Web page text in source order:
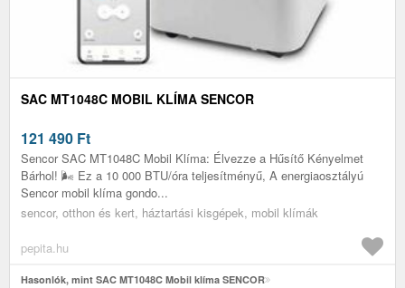
SAC MT1048C MOBIL KLÍMA SENCOR
121 490 Ft
Sencor SAC MT1048C Mobil Klíma: Élvezze a Hűsítő Kényelmet
Bárhol! 🌬️ Ez a 10 000 BTU/óra teljesítményű, A energiaosztályú
Sencor mobil klíma gondo...
sencor, otthon és kert, háztartási kisgépek, mobil klímák
pepita.hu
Hasonlók, mint SAC MT1048C Mobil klíma SENCOR